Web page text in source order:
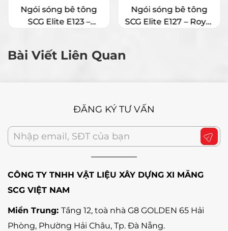
Ngói sóng bê tông
SCG Elite E123 –
Ngói sóng bê tông
SCG Elite E127 – Royal
Bài Viết Liên Quan
ĐĂNG KÝ TƯ VẤN
CÔNG TY TNHH VẬT LIỆU XÂY DỰNG XI MĂNG
SCG VIỆT NAM
Miền Trung: Tầng 12, toà nhà G8 GOLDEN 65 Hải
Phòng, Phường Hải Châu, Tp. Đà Nẵng.